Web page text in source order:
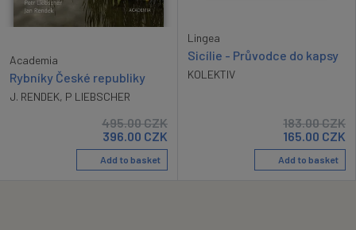
Academia
Rybníky České republiky
J. RENDEK, P LIEBSCHER
495.00CZK
396.00 CZK
Add to basket
Lingea
Sicílie - Průvodce do kapsy
KOLEKTIV
183.00CZK
165.00 CZK
Add to basket